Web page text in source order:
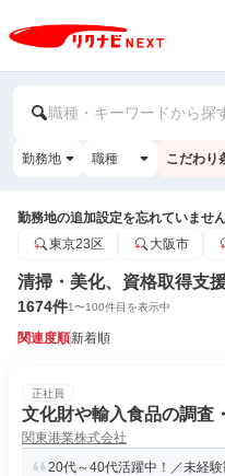
職種・キーワードから探
勤務地 職種 こだわり
勤務地の追加設定を忘れていませ
東京23区
大阪市
清掃・美化、資格取得支
1674件1〜100件目を表示中
関連度順新着順
正社員
文化財や輸入食品の調査
関東港業株式会社
20代～40代活躍中！／未経験